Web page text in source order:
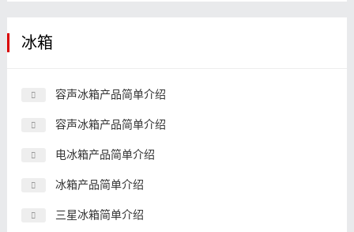
冰箱
容声冰箱产品简单介绍
容声冰箱产品简单介绍
电冰箱产品简单介绍
冰箱产品简单介绍
三星冰箱简单介绍